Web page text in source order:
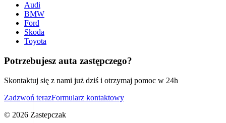
Audi
BMW
Ford
Skoda
Toyota
Potrzebujesz auta zastępczego?
Skontaktuj się z nami już dziś i otrzymaj pomoc w 24h
Zadzwoń terazFormularz kontaktowy
© 2026 Zastepczak